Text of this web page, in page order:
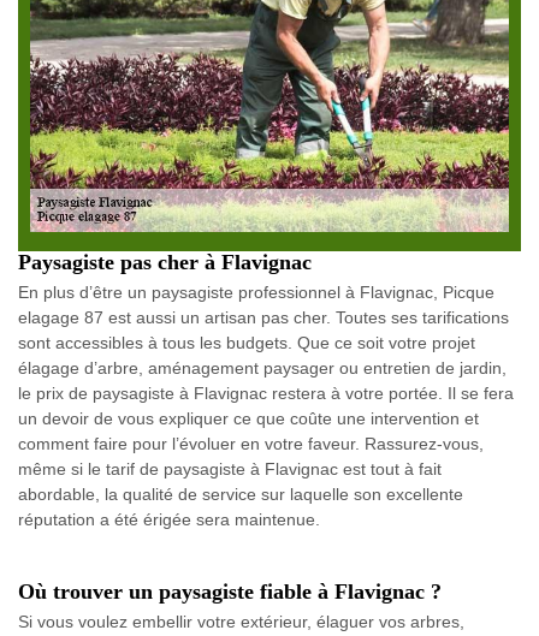
Paysagiste pas cher à Flavignac
En plus d’être un paysagiste professionnel à Flavignac, Picque
elagage 87 est aussi un artisan pas cher. Toutes ses tarifications
sont accessibles à tous les budgets. Que ce soit votre projet
élagage d’arbre, aménagement paysager ou entretien de jardin,
le prix de paysagiste à Flavignac restera à votre portée. Il se fera
un devoir de vous expliquer ce que coûte une intervention et
comment faire pour l’évoluer en votre faveur. Rassurez-vous,
même si le tarif de paysagiste à Flavignac est tout à fait
abordable, la qualité de service sur laquelle son excellente
réputation a été érigée sera maintenue.
Où trouver un paysagiste fiable à Flavignac ?
Si vous voulez embellir votre extérieur, élaguer vos arbres,